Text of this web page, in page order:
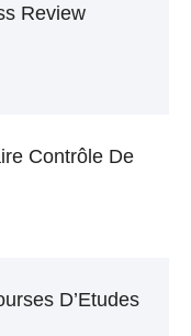
Review
Contrôle De
D’Etudes